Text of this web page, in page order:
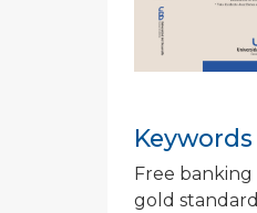
Keywords
Free banking
gold standard